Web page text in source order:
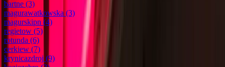
bartne (3)
magurawatkowska (3)
magurskipn (4)
regietow (5)
rotunda (6)
cerkiew (7)
krynicazdroj (9)